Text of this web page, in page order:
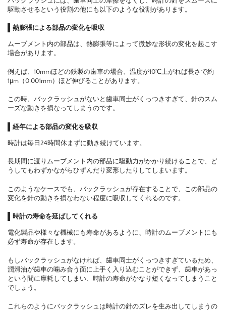
駆動させるという役割の他にも以下のような役割があります。
熱膨張による部品の変化を吸収
ムーブメント内の部品は、熱膨張等によって微妙な形状の変化を起こす
場合があります。
例えば、10mmほどの鉄製の歯車の場合、温度が10℃上がれば長さで約
1μm（0.001mm）ほど伸びることがあります。
この時、バックラッシュがないと歯車同士がくっつきすぎて、針のスム
ーズな動きを損なってしまうのです。
経年による部品の変化を吸収
時計は毎日24時間休まずに動き続けています。
長期間に渡りムーブメント内の部品に駆動力がかかり続けることで、ど
うしてもわずかながらひずんだり変形したりしてしまいます。
このようなケースでも、バックラッシュが存在することで、この部品の
変化を針の動きを損なわない程度に吸収してくれるのです。
時計の寿命を延ばしてくれる
電化製品や様々な機械にも寿命があるように、時計のムーブメントにも
必ず寿命が存在します。
もしバックラッシュがなければ、歯車同士がくっつきすぎているため、
潤滑油が歯車の噛み合う面に上手く入り込むことができず、歯車があっ
という間に摩耗してしまい、時計の寿命がかなり短くなってしまうこと
でしょう。
これらのようにバックラッシュは時計の針のズレを生み出してしまうの